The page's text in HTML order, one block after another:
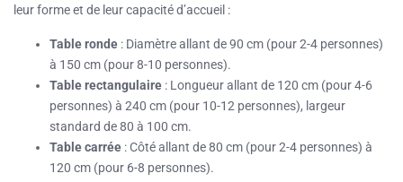
leur forme et de leur capacité d’accueil :
Table ronde : Diamètre allant de 90 cm (pour 2-4 personnes)
à 150 cm (pour 8-10 personnes).
Table rectangulaire : Longueur allant de 120 cm (pour 4-6
personnes) à 240 cm (pour 10-12 personnes), largeur
standard de 80 à 100 cm.
Table carrée : Côté allant de 80 cm (pour 2-4 personnes) à
120 cm (pour 6-8 personnes).